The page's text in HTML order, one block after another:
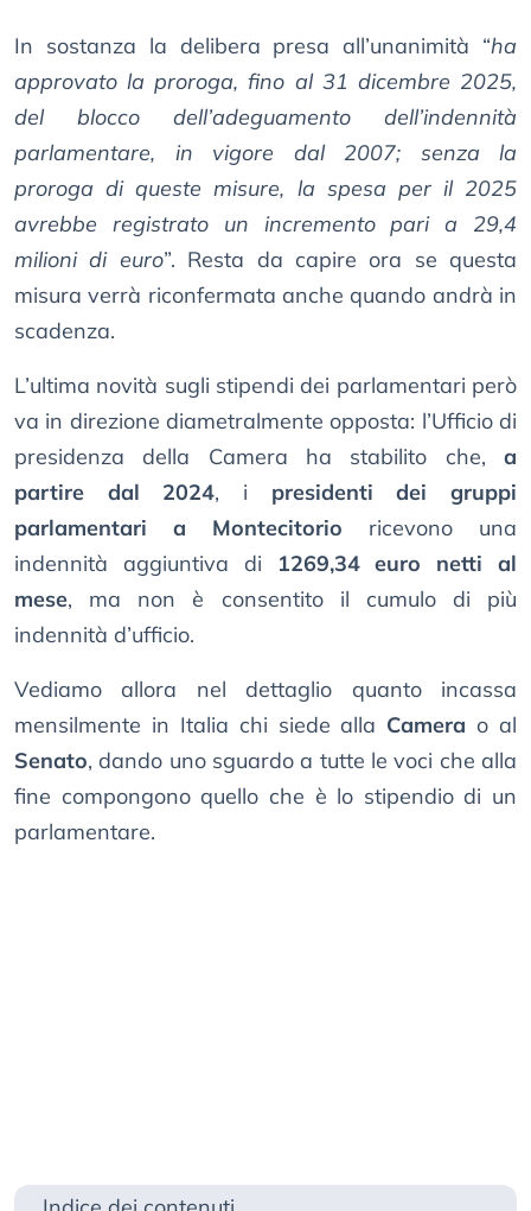
In sostanza la delibera presa all’unanimità “ha
approvato la proroga, fino al 31 dicembre 2025,
del blocco dell’adeguamento dell’indennità
parlamentare, in vigore dal 2007; senza la
proroga di queste misure, la spesa per il 2025
avrebbe registrato un incremento pari a 29,4
milioni di euro”. Resta da capire ora se questa
misura verrà riconfermata anche quando andrà in
scadenza.
L’ultima novità sugli stipendi dei parlamentari però
va in direzione diametralmente opposta: l’Ufficio di
presidenza della Camera ha stabilito che, a
partire dal 2024, i presidenti dei gruppi
parlamentari a Montecitorio ricevono una
indennità aggiuntiva di
1269,34 euro netti al
mese, ma non è consentito il cumulo di più
indennità d’ufficio.
Vediamo allora nel dettaglio quanto incassa
mensilmente in Italia chi siede alla Camera o al
Senato, dando uno sguardo a tutte le voci che alla
fine compongono quello che è lo stipendio di un
parlamentare.